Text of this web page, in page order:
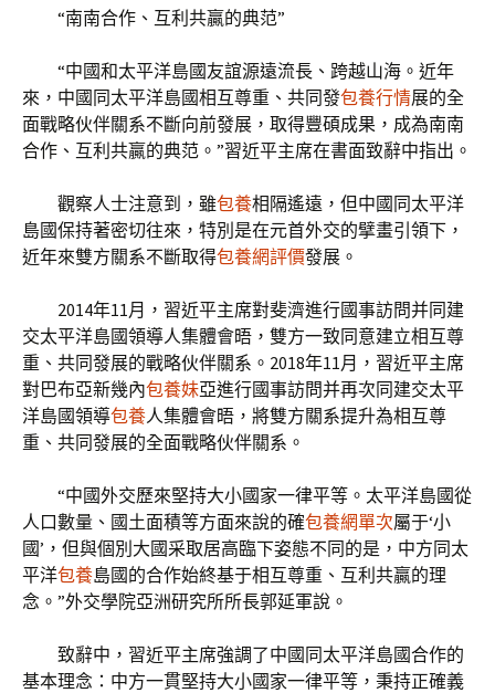
“南南合作、互利共贏的典范”
“中國和太平洋島國友誼源遠流長、跨越山海。近年
來，中國同太平洋島國相互尊重、共同發包養行情展的全
面戰略伙伴關系不斷向前發展，取得豐碩成果，成為南南
合作、互利共贏的典范。”習近平主席在書面致辭中指出。
觀察人士注意到，雖包養相隔遙遠，但中國同太平洋
島國保持著密切往來，特別是在元首外交的擘畫引領下，
近年來雙方關系不斷取得包養網評價發展。
2014年11月，習近平主席對斐濟進行國事訪問并同建
交太平洋島國領導人集體會晤，雙方一致同意建立相互尊
重、共同發展的戰略伙伴關系。2018年11月，習近平主席
對巴布亞新幾內包養妹亞進行國事訪問并再次同建交太平
洋島國領導包養人集體會晤，將雙方關系提升為相互尊
重、共同發展的全面戰略伙伴關系。
“中國外交歷來堅持大小國家一律平等。太平洋島國從
人口數量、國土面積等方面來說的確包養網單次屬于‘小
國’，但與個別大國采取居高臨下姿態不同的是，中方同太
平洋包養島國的合作始終基于相互尊重、互利共贏的理
念。”外交學院亞洲研究所所長郭延軍說。
致辭中，習近平主席強調了中國同太平洋島國合作的
基本理念：中方一貫堅持大小國家一律平等，秉持正確義